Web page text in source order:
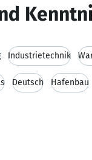
Industrietechnik
Deutsch Hafenbau